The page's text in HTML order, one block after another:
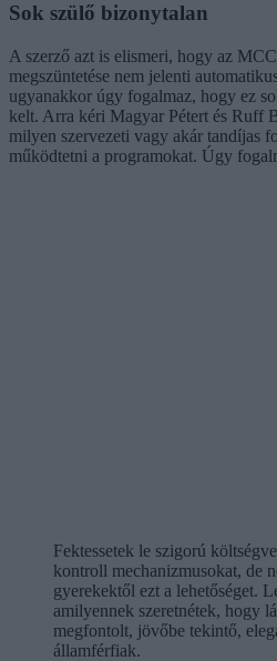
Sok szülő bizonytalan
A szerző azt is elismeri, hogy az
megszüntetése nem jelenti
ugyanakkor úgy fogalmaz, hogy ez
kelt. Arra kéri Magyar Pétert és Ruff
milyen szervezeti vagy akár tandíjas
működtetni a programokat. Úgy
Fektessetek le szigorú
kontroll mechanizmusokat, de
gyerekektől ezt a lehetőséget.
amilyennek szeretnétek, hogy
megfontolt, jövőbe tekintő,
államférfiak.